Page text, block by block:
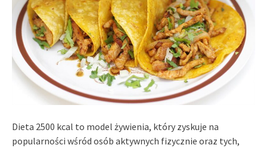
Dieta 2500 kcal to model żywienia, który zyskuje na
popularności wśród osób aktywnych fizycznie oraz tych,